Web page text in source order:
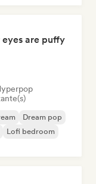
are puffy
Dream pop
Lofi bedroom